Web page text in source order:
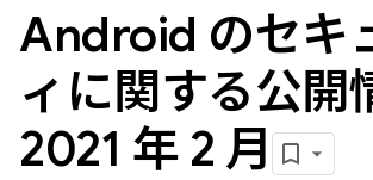
Android のセキ
ィに関する公開
2021 年 2 月